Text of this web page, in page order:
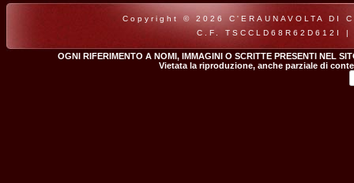
Copyright © 2026 C'ERAUNAVOLTA
C.F. TSCCLD68R62D612I
OGNI RIFERIMENTO A NOMI, IMMAGINI O SCRITTE PRESENTI NEL
Vietata la riproduzione, anche parziale di